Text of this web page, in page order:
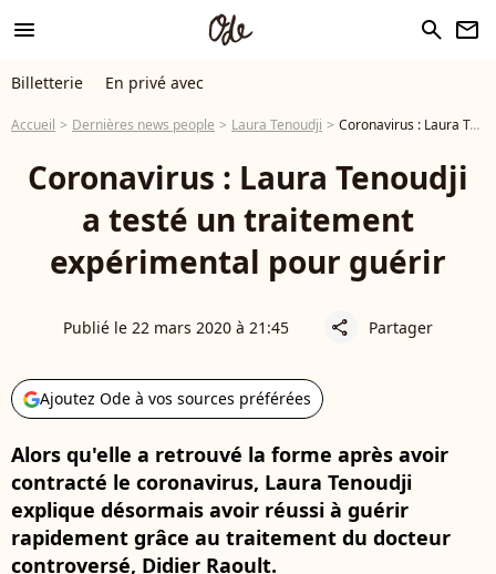
menu search newsletter
Billetterie En privé avec
Accueil Dernières news people Laura Tenoudji Coronavirus : Laura Tenoudji a testé un traitement expérimental pour guérir
Coronavirus : Laura Tenoudji
a testé un traitement
expérimental pour guérir
Publié le 22 mars 2020 à 21:45 share Partager
Ajoutez Ode à vos sources préférées
Alors qu'elle a retrouvé la forme après avoir
contracté le coronavirus, Laura Tenoudji
explique désormais avoir réussi à guérir
rapidement grâce au traitement du docteur
controversé, Didier Raoult.